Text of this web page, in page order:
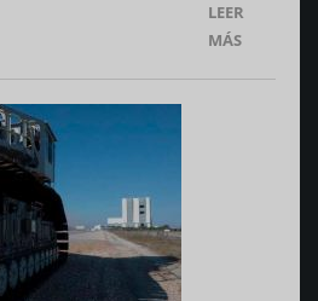
LEER
MÁS